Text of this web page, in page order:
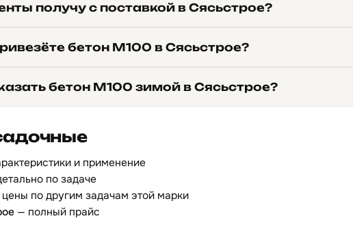
получу с поставкой в Сясьстрое?
бетон М100 в Сясьстрое?
бетон М100 зимой в Сясьстрое?
и применение
по задаче
по другим задачам этой марки
— полный прайс